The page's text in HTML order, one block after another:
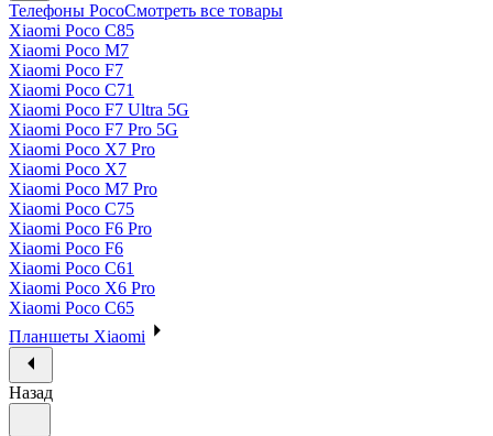
Телефоны PocoСмотреть все товары
Xiaomi Poco C85
Xiaomi Poco M7
Xiaomi Poco F7
Xiaomi Poco C71
Xiaomi Poco F7 Ultra 5G
Xiaomi Poco F7 Pro 5G
Xiaomi Poco X7 Pro
Xiaomi Poco X7
Xiaomi Poco M7 Pro
Xiaomi Poco C75
Xiaomi Poco F6 Pro
Xiaomi Poco F6
Xiaomi Poco C61
Xiaomi Poco X6 Pro
Xiaomi Poco C65
Планшеты Xiaomi
Назад